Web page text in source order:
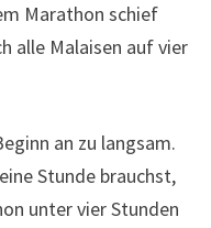
Marathon schief
alle Malaisen auf vier
an zu langsam.
Stunde brauchst,
unter vier Stunden